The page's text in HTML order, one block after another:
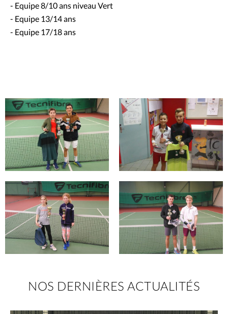
- Equipe 8/10 ans niveau Vert
- Equipe 13/14 ans
- Equipe 17/18 ans
NOS DERNIÈRES ACTUALITÉS